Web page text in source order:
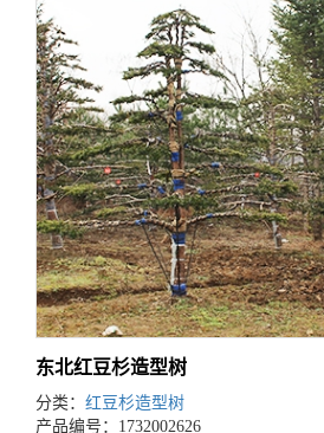
东北红豆杉造型树
分类： 红豆杉造型树
产品编号：1732002626